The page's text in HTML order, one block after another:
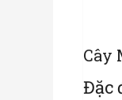
Cây
Đặc